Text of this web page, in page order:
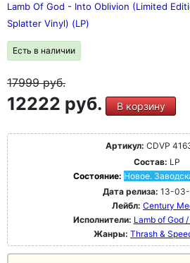
Lamb Of God - Into Oblivion (Limited
Splatter Vinyl) (LP)
Есть в наличии
17999руб.
12222 руб. В корзину
Артикул: CDVP
Состав: LP
Состояние: Новое.
Дата релиза: 13-
Лейбл: Century
Исполнители: Lamb of God
Жанры: Thrash &